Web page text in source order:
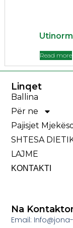
Utinorm
Read more
Linqet
Ballina
Për ne
Pajisjet
SHTESA
LAJME
ΚΟΝΤΑΚΤΙ
Na
Email: